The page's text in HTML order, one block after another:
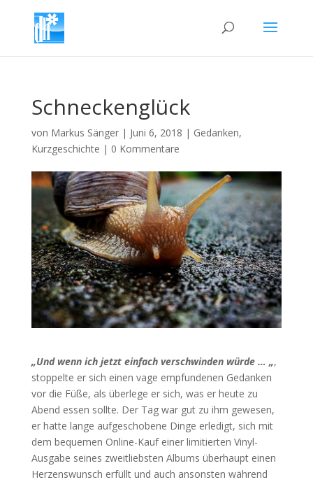
Schneckenglück
von Markus Sänger| Juni 6, 2018 | Gedanken,
Kurzgeschichte | 0 Kommentare
„Und wenn ich jetzt einfach verschwinden würde … „,
stoppelte er sich einen vage empfundenen Gedanken
vor die Füße, als überlege er sich, was er heute zu
Abend essen sollte. Der Tag war gut zu ihm gewesen,
er hatte lange aufgeschobene Dinge erledigt, sich mit
dem bequemen Online-Kauf einer limitierten Vinyl-
Ausgabe seines zweitliebsten Albums überhaupt einen
Herzenswunsch erfüllt und auch ansonsten während